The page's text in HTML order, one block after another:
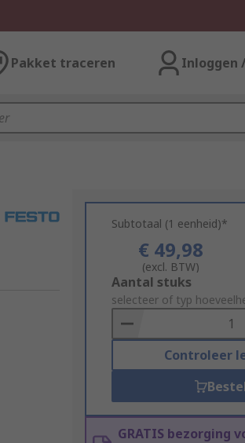
Pakket traceren Inloggen
Subtotaal (1 eenheid)*
€ 49,98
(excl. BTW)
Add
to
Basket
Aantal stuks
selecteer of typ
Controleer
GRATIS bezorging